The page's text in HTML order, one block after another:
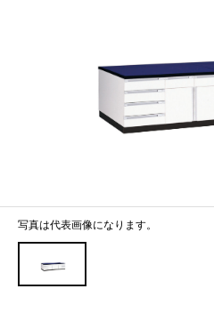
写真は代表画像になります。